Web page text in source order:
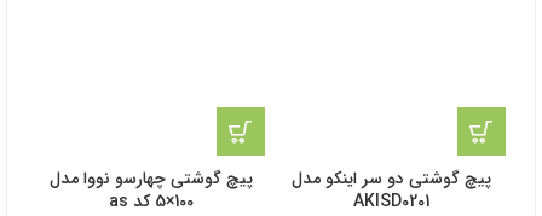
پیچ گوشتی دو سر اینکو مدل
AKISD0201
پیچ گوشتی چهارسو نووا مدل
100×5 کد as